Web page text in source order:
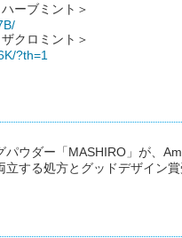
ーブミント＞
クロミント＞
?th=1
ウダー「MASHIRO」が、
する処方とグッドデザイン賞